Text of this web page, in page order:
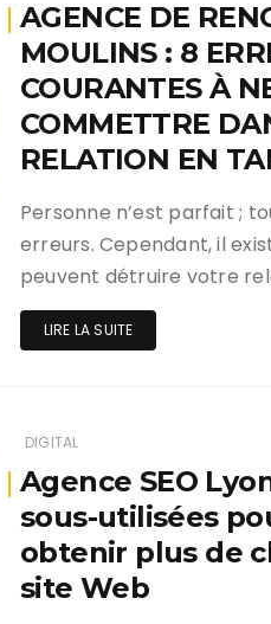
AGENCE DE
MOULINS : 8
COURANTES À
COMMETTRE
RELATION EN
Personne n’est parfait ;
erreurs. Cependant, il
peuvent détruire votre
LIRE LA SUITE
DIGITAL
Agence SEO
sous-utilisées
obtenir plus de
site Web